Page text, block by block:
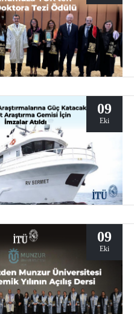
09
Eki
09
Eki